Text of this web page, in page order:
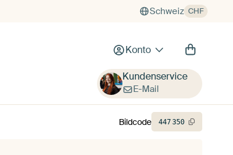
Schweiz CHF
Konto
Kundenservice
E-Mail
Bildcode 447350